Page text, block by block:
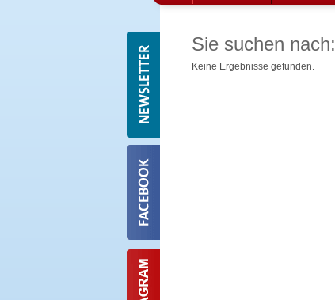
Sie suchen nach:
Keine Ergebnisse gefunden.